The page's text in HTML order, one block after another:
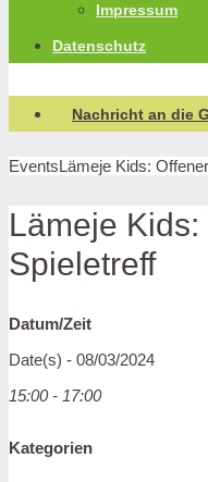
Impressum
Datenschutz
Nachricht an die
EventsLämeje Kids:
Lämeje
Spieletreff
Datum/Zeit
Date(s) - 08/03/2024
15:00 - 17:00
Kategorien